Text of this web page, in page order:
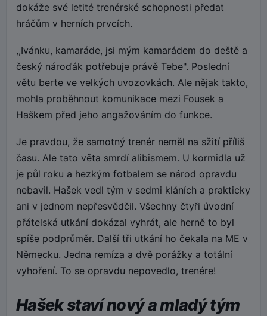
dokáže své letité trenérské schopnosti předat
hráčům v herních prvcích.
,,Ivánku, kamaráde, jsi mým kamarádem do deště a
český nároďák potřebuje právě Tebe". Poslední
větu berte ve velkých uvozovkách. Ale nějak takto,
mohla proběhnout komunikace mezi Fousek a
Haškem před jeho angažováním do funkce.
Je pravdou, že samotný trenér neměl na sžití příliš
času. Ale tato věta smrdí alibismem. U kormidla už
je půl roku a hezkým fotbalem se národ opravdu
nebavil. Hašek vedl tým v sedmi kláních a prakticky
ani v jednom nepřesvědčil. Všechny čtyři úvodní
přátelská utkání dokázal vyhrát, ale herně to byl
spíše podprůměr. Další tři utkání ho čekala na ME v
Německu. Jedna remíza a dvě porážky a totální
vyhoření. To se opravdu nepovedlo, trenére!
Hašek staví nový a mladý tým